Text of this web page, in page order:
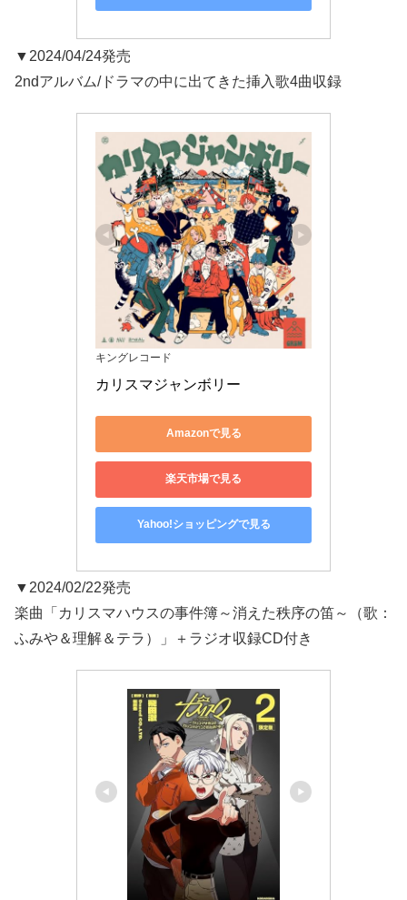
▼2024/04/24発売
2ndアルバム/ドラマの中に出てきた挿入歌4曲収録
キングレコード
カリスマジャンボリー
Amazonで見る
楽天市場で見る
Yahoo!ショッピングで見る
▼2024/02/22発売
楽曲「カリスマハウスの事件簿～消えた秩序の笛～（歌：
ふみや＆理解＆テラ）」＋ラジオ収録CD付き